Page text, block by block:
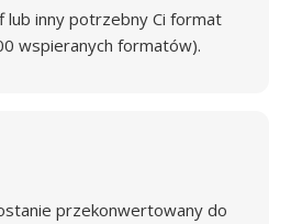
inny potrzebny Ci format
wspieranych formatów).
przekonwertowany do